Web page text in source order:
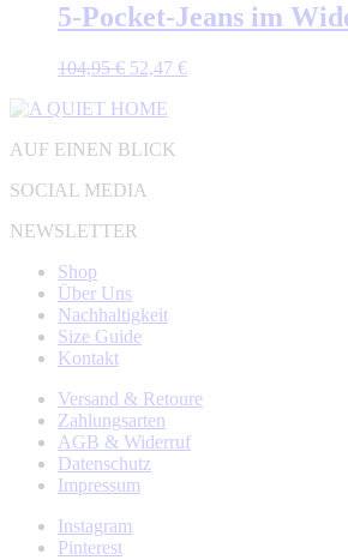
5-Pocket-Jeans im
104,95€ Ursprünglicher
war:
52,47 €Aktueller
AUF EINEN BLICK
SOCIAL MEDIA
NEWSLETTER
Shop
Über Uns
Nachhaltigkeit
Size Guide
Kontakt
Versand & Retoure
Zahlungsarten
AGB & Widerruf
Datenschutz
Impressum
Instagram
Pinterest